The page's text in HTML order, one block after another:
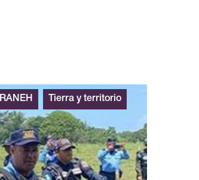
Tierra y territorio